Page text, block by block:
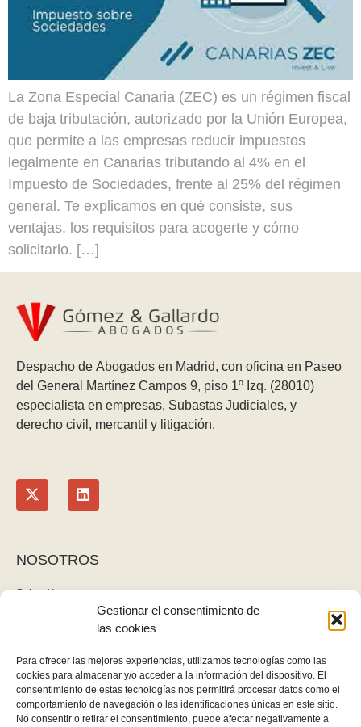
Gestionar el consentimiento de
las cookies
Para ofrecer las mejores experiencias, utilizamos tecnologías como las
cookies para almacenar y/o acceder a la información del dispositivo. El
consentimiento de estas tecnologías nos permitirá procesar datos como el
comportamiento de navegación o las identificaciones únicas en este sitio.
No consentir o retirar el consentimiento, puede afectar negativamente a
La Zona Especial Canaria (ZEC) es un régimen fiscal
de baja tributación, autorizado por la Unión Europea,
que permite a las empresas reducir impuestos
legalmente en Canarias tributando al 4% en el
Impuesto de Sociedades, frente al 25% del régimen
general. Te explicamos en qué consiste, sus
ventajas, los requisitos para acogerte y cómo
solicitarlo. […]
Despacho de Abogados en Madrid, con oficina en Paseo
del General Martínez Campos 9, piso 1º Izq. (28010)
especialista en empresas, Subastas Judiciales, y
derecho civil, mercantil y litigación.
NOSOTROS
Sobre Nosotros
Política de privacidad
Aviso legal y cookies
Derecho de desistimiento